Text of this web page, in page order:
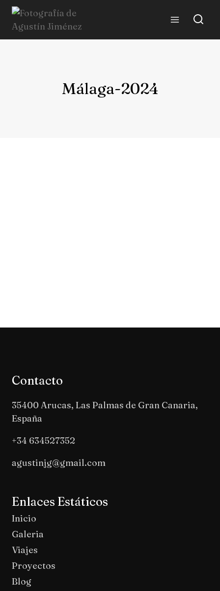
Málaga-2024
Contacto
35400 Arucas, Las Palmas de Gran Canaria,
España
+34 634527352
agustinjg@gmail.com
Enlaces Estáticos
Inicio
Galeria
Viajes
Proyectos
Blog